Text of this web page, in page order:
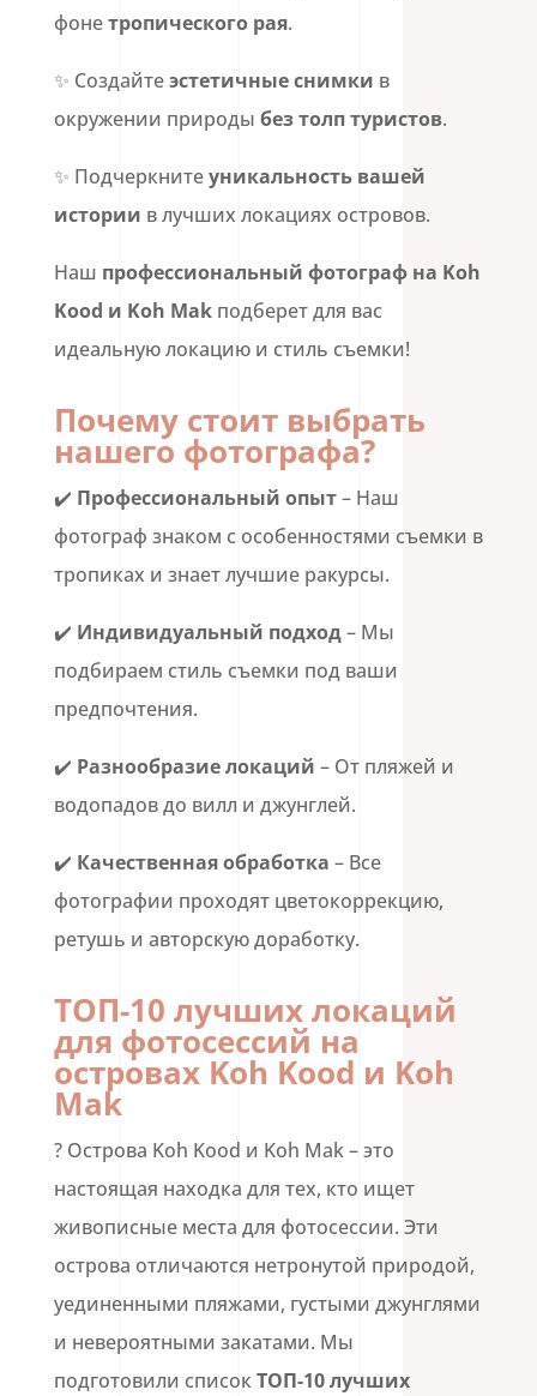
фонетропического рая.
✨ Создайтеэстетичные снимки в
окружении природы без толп туристов.
✨ Подчеркнитеуникальность вашей
истории в лучших локациях островов.
Наш профессиональный фотограф на Koh
Kood и Koh Mak подберет для вас
идеальную локацию и стиль съемки!
Почему стоит выбрать
нашего фотографа?
✔️ Профессиональный опыт– Наш
фотограф знаком с особенностями съемки в
тропиках и знает лучшие ракурсы.
✔️ Индивидуальный подход– Мы
подбираем стиль съемки под ваши
предпочтения.
✔️ Разнообразие локаций – От пляжей и
водопадов до вилл и джунглей.
✔️ Качественная обработка – Все
фотографии проходят цветокоррекцию,
ретушь и авторскую доработку.
ТОП-10 лучших локаций
для фотосессий на
островах Koh Kood и Koh
Mak
? Острова Koh Kood и Koh Mak – это
настоящая находка для тех, кто ищет
живописные места для фотосессии. Эти
острова отличаются нетронутой природой,
уединенными пляжами, густыми джунглями
и невероятными закатами. Мы
подготовили списокТОП-10 лучших